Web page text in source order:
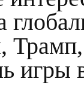
Трамп,
игры